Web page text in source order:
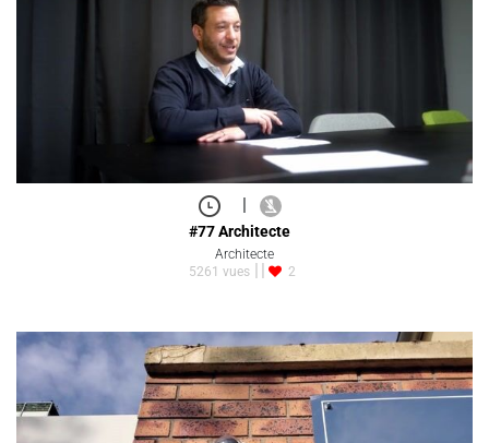
#77 Architecte
Architecte
5261 vues
2